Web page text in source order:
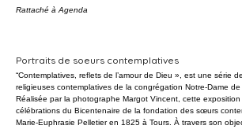
Rattaché à Agenda
Portraits de soeurs contemplatives
“Contemplatives, reflets de l’amour de Dieu », est une série
religieuses contemplatives de la congrégation Notre-Dame
Réalisée par la photographe Margot Vincent, cette exposition
célébrations du Bicentenaire de la fondation des sœurs
Marie-Euphrasie Pelletier en 1825 à Tours. À travers son